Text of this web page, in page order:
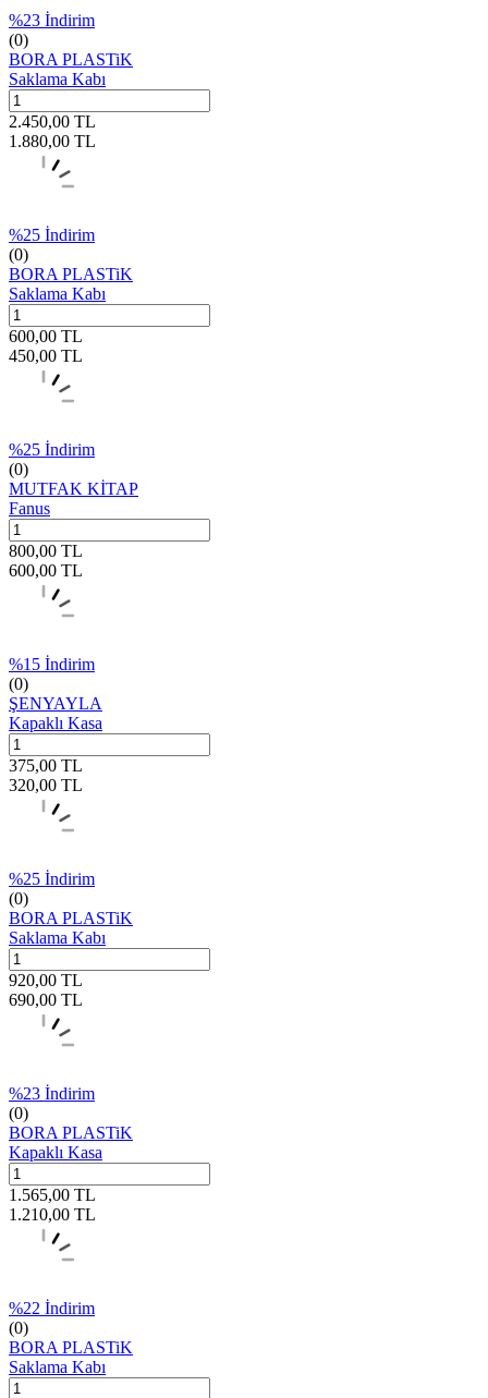
%23 İndirim
(0)
BORA PLASTiK
Saklama Kabı
2.450,00 TL
1.880,00 TL
%25 İndirim
(0)
BORA PLASTiK
Saklama Kabı
600,00 TL
450,00 TL
%25 İndirim
(0)
MUTFAK KİTAP
Fanus
800,00 TL
600,00 TL
%15 İndirim
(0)
ŞENYAYLA
Kapaklı Kasa
375,00 TL
320,00 TL
%25 İndirim
(0)
BORA PLASTiK
Saklama Kabı
920,00 TL
690,00 TL
%23 İndirim
(0)
BORA PLASTiK
Kapaklı Kasa
1.565,00 TL
1.210,00 TL
%22 İndirim
(0)
BORA PLASTiK
Saklama Kabı